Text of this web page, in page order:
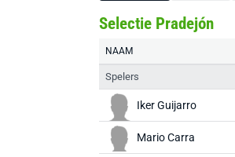
Selectie Pradejón
NAAM
Spelers
Iker Guijarro
Mario Carra